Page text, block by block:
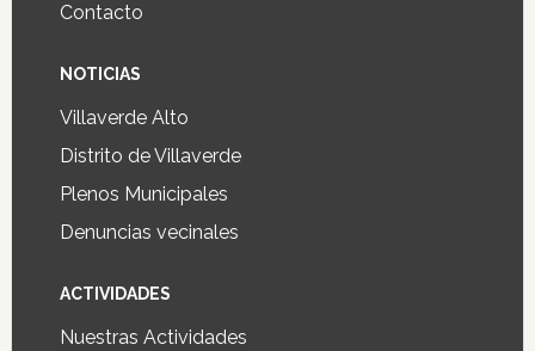
Contacto
NOTICIAS
Villaverde Alto
Distrito de Villaverde
Plenos Municipales
Denuncias vecinales
ACTIVIDADES
Nuestras Actividades